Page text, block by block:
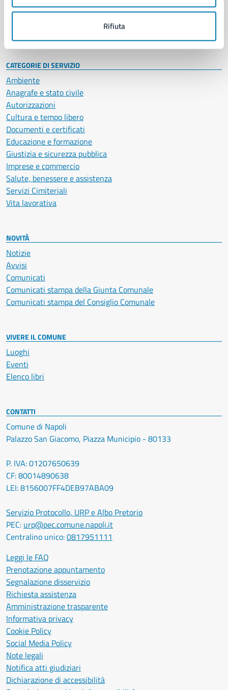
Rifiuta
Personale amministrativo
Intranet, posta aziendale e protocollo
CATEGORIE DI SERVIZIO
Ambiente
Anagrafe e stato civile
Autorizzazioni
Cultura e tempo libero
Documenti e certificati
Educazione e formazione
Giustizia e sicurezza pubblica
Imprese e commercio
Salute, benessere e assistenza
Servizi Cimiteriali
Vita lavorativa
NOVITÀ
Notizie
Avvisi
Comunicati
Comunicati stampa della Giunta Comunale
Comunicati stampa del Consiglio Comunale
VIVERE IL COMUNE
Luoghi
Eventi
Elenco libri
CONTATTI
Comune di Napoli
Palazzo San Giacomo, Piazza Municipio - 80133
P. IVA: 01207650639
CF: 80014890638
LEI: 8156007FF4DEB97ABA09
Servizio Protocollo, URP e Albo Pretorio
PEC: urp@pec.comune.napoli.it
Centralino unico:0817951111
Leggi le FAQ
Prenotazione appuntamento
Segnalazione disservizio
Richiesta assistenza
Amministrazione trasparente
Informativa privacy
Cookie Policy
Social Media Policy
Note legali
Notifica atti giudiziari
Dichiarazione di accessibilità